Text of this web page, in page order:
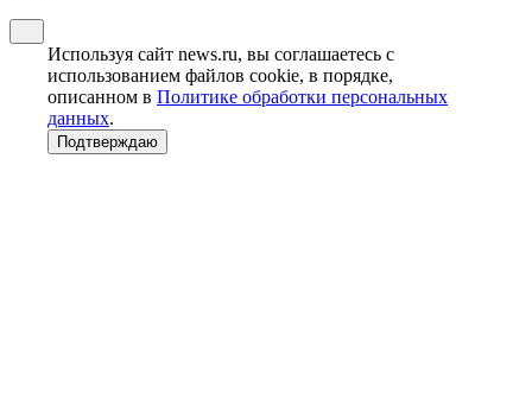
Используя сайт news.ru, вы соглашаетесь с
использованием файлов cookie, в порядке,
описанном в Политике обработки персональных
данных.
Подтверждаю